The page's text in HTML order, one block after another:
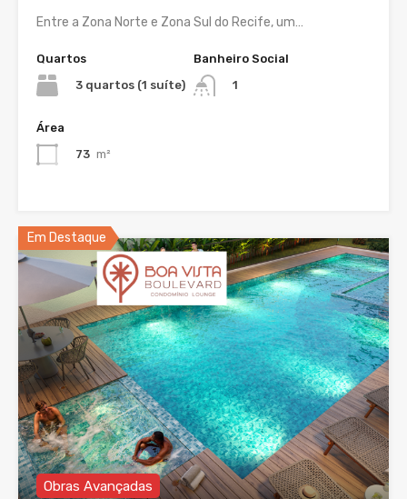
Entre a Zona Norte e Zona Sul do Recife, um…
Quartos
3 quartos (1 suíte)
Banheiro Social
1
Área
73 m²
Em Destaque
Obras Avançadas